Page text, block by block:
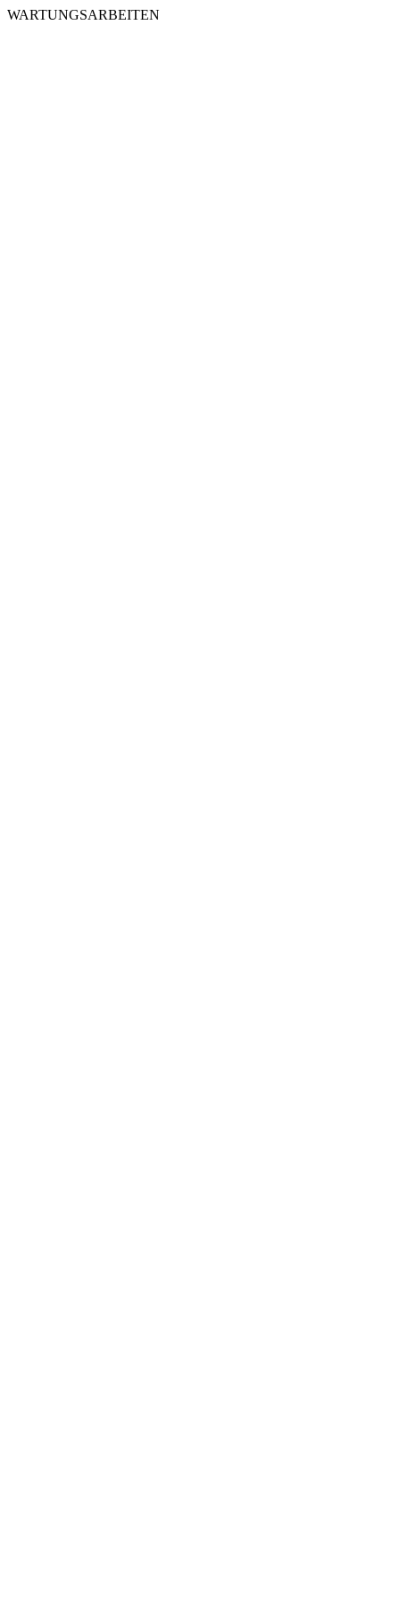
WARTUNGSARBEITEN